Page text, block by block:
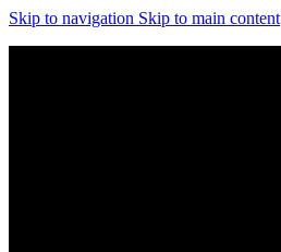
Skip to navigation Skip to main content